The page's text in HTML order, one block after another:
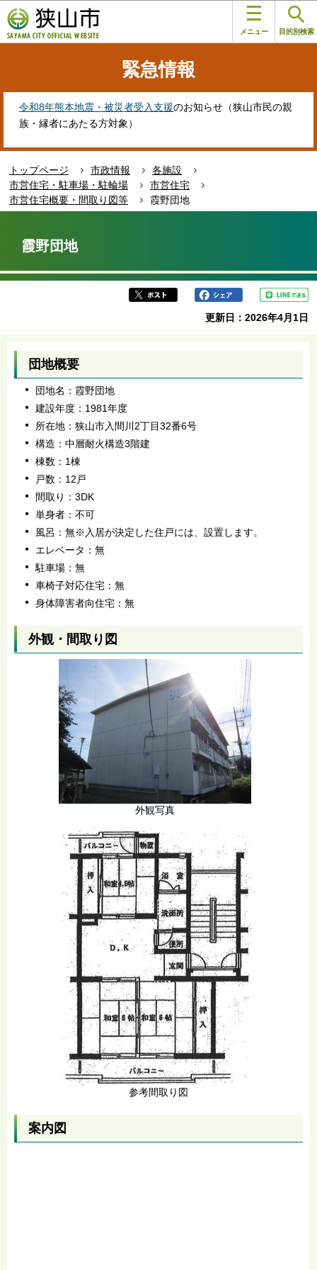
の
ペ
す
メニュー 目的別検索
緊急情報
令和8年熊本地震・被災者受入支援のお知らせ（狭山市民の親
族・縁者にあたる方対象）
トップページ 市政情報
各施設
市営住宅・駐車場・駐輪場
市営住宅
市営住宅概要・間取り図等
霞野団地
か
霞野団地
更新日：2026年4月1日
団地概要
団地名：霞野団地
建設年度：1981年度
所在地：狭山市入間川2丁目32番6号
構造：中層耐火構造3階建
棟数：1棟
戸数：12戸
間取り：3DK
単身者：不可
風呂：無※入居が決定した住戸には、設置します。
エレベータ：無
駐車場：無
車椅子対応住宅：無
身体障害者向住宅：無
外観・間取り図
外観写真
参考間取り図
案内図